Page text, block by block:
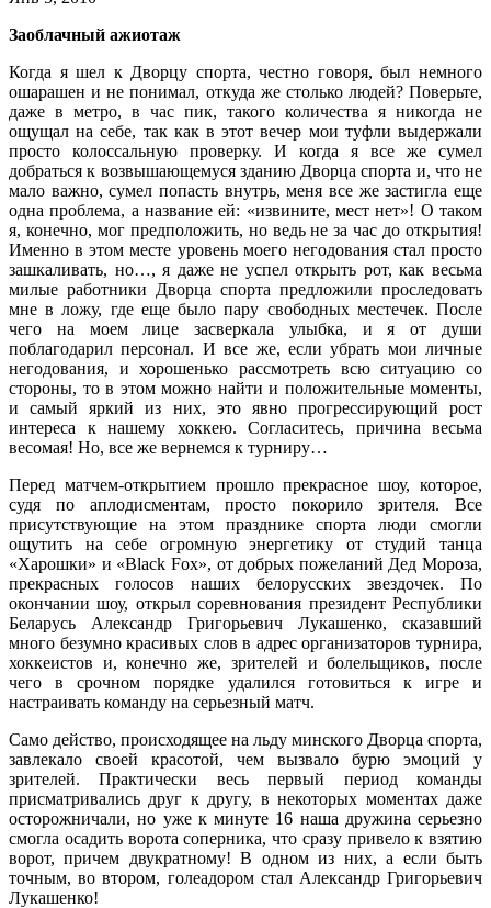
Заоблачный ажиотаж
Когда я шел к Дворцу спорта, честно говоря, был немного
ошарашен и не понимал, откуда же столько людей? Поверьте,
даже в метро, в час пик, такого количества я никогда не
ощущал на себе, так как в этот вечер мои туфли выдержали
просто колоссальную проверку. И когда я все же сумел
добраться к возвышающемуся зданию Дворца спорта и, что не
мало важно, сумел попасть внутрь, меня все же застигла еще
одна проблема, а название ей: «извините, мест нет»! О таком
я, конечно, мог предположить, но ведь не за час до открытия!
Именно в этом месте уровень моего негодования стал просто
зашкаливать, но…, я даже не успел открыть рот, как весьма
милые работники Дворца спорта предложили проследовать
мне в ложу, где еще было пару свободных местечек. После
чего на моем лице засверкала улыбка, и я от души
поблагодарил персонал. И все же, если убрать мои личные
негодования, и хорошенько рассмотреть всю ситуацию со
стороны, то в этом можно найти и положительные моменты,
и самый яркий из них, это явно прогрессирующий рост
интереса к нашему хоккею. Согласитесь, причина весьма
весомая! Но, все же вернемся к турниру…
Перед матчем-открытием прошло прекрасное шоу, которое,
судя по аплодисментам, просто покорило зрителя. Все
присутствующие на этом празднике спорта люди смогли
ощутить на себе огромную энергетику от студий танца
«Харошки» и «Black Fox», от добрых пожеланий Дед Мороза,
прекрасных голосов наших белорусских звездочек. По
окончании шоу, открыл соревнования президент Республики
Беларусь Александр Григорьевич Лукашенко, сказавший
много безумно красивых слов в адрес организаторов турнира,
хоккеистов и, конечно же, зрителей и болельщиков, после
чего в срочном порядке удалился готовиться к игре и
настраивать команду на серьезный матч.
Само действо, происходящее на льду минского Дворца спорта,
завлекало своей красотой, чем вызвало бурю эмоций у
зрителей. Практически весь первый период команды
присматривались друг к другу, в некоторых моментах даже
осторожничали, но уже к минуте 16 наша дружина серьезно
смогла осадить ворота соперника, что сразу привело к взятию
ворот, причем двукратному! В одном из них, а если быть
точным, во втором, голеадором стал Александр Григорьевич
Лукашенко!